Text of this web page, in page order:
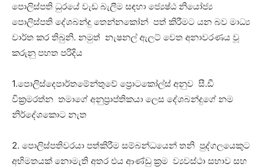
පොලිස්පති ධුරයේ වැඩ බැලීම සඳහා ජ්‍යෙෂ්ඨ නියෝජ්‍ය
පොලිස්පති දේශබන්දු තෙන්නකෝන් පත් කිරීමට යන බව මාධ්‍ය
වාර්ත කර තිබුනි. නමුත් නැෂනල් ඇලට් වෙත අනාවරණය වූ
කරුනු පහත පරිදිය
1.පොලිස්දෙපාර්තමේන්තුවේ ප්‍රොටකෝල්ස් අනුව සී.ඩී
වික්‍රමරත්න තමාගේ අනුප්‍රාප්තිකයා ලෙස දේශබන්දුගේ නම
නිර්දේශකොට නැත
2. පොලිස්පතිවරයා පත්කිරීම සම්බන්ධයෙන් තනි පුද්ගලයෙකුට
අභිමතයක් නොමැති අතර එය ආණ්ඩු ක්‍රම ව්‍යවස්ථා සභාව සහ